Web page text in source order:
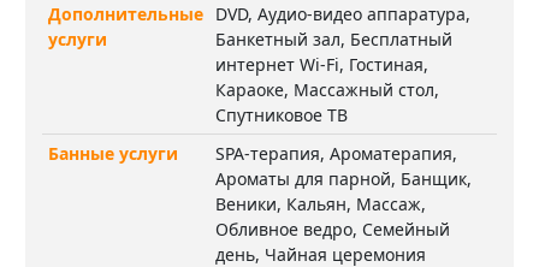
Дополнительные
услуги
DVD, Аудио-видео аппаратура,
Банкетный зал, Бесплатный
интернет Wi-Fi, Гостиная,
Караоке, Массажный стол,
Спутниковое ТВ
Банные услуги
SPA-терапия, Ароматерапия,
Ароматы для парной, Банщик,
Веники, Кальян, Массаж,
Обливное ведро, Семейный
день, Чайная церемония